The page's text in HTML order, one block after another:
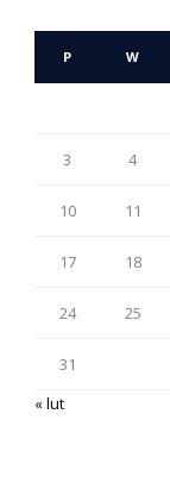
P W
3 4
10 11
17 18
24 25
31
« lut